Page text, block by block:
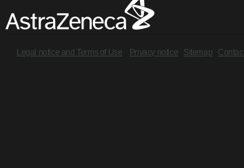
Legal notice and Terms of Use Privacy notice Sitemap